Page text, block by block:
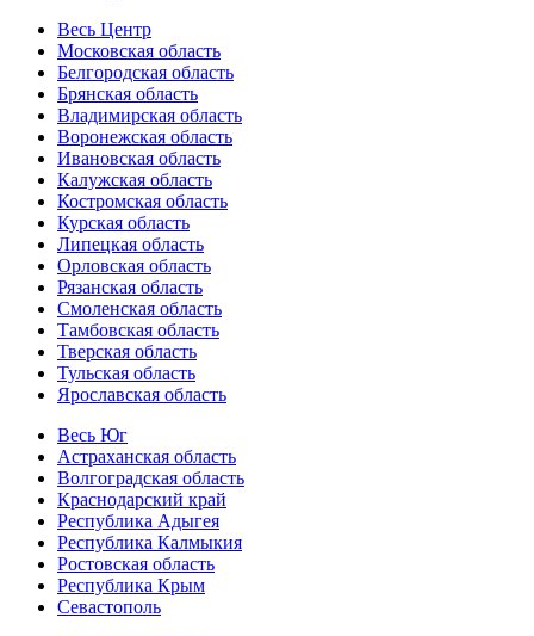
Весь Центр
Московская область
Белгородская область
Брянская область
Владимирская область
Воронежская область
Ивановская область
Калужская область
Костромская область
Курская область
Липецкая область
Орловская область
Рязанская область
Смоленская область
Тамбовская область
Тверская область
Тульская область
Ярославская область
Весь Юг
Астраханская область
Волгоградская область
Краснодарский край
Республика Адыгея
Республика Калмыкия
Ростовская область
Республика Крым
Севастополь